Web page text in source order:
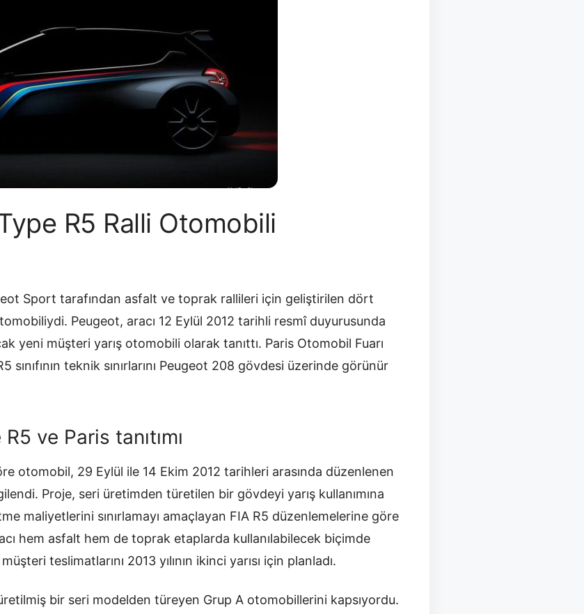
R5 Ralli Otomobili
Sport tarafından asfalt ve toprak rallileri için geliştirilen dört
Peugeot, aracı 12 Eylül 2012 tarihli resmî duyurusunda
yeni müşteri yarış otomobili olarak tanıttı. Paris Otomobil Fuarı
sınıfının teknik sınırlarını Peugeot 208 gövdesi üzerinde görünür
ve Paris tanıtımı
otomobil, 29 Eylül ile 14 Ekim 2012 tarihleri arasında düzenlenen
Proje, seri üretimden türetilen bir gövdeyi yarış kullanımına
maliyetlerini sınırlamayı amaçlayan FIA R5 düzenlemelerine göre
hem asfalt hem de toprak etaplarda kullanılabilecek biçimde
teslimatlarını 2013 yılının ikinci yarısı için planladı.
bir seri modelden türeyen Grup A otomobillerini kapsıyordu.